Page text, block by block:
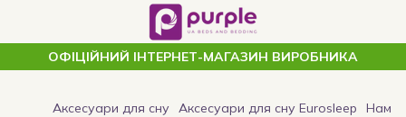
ОФІЦІЙНИЙ ІНТЕРНЕТ-МАГАЗИН ВИРОБНИКА
Аксесуари для сну Аксесуари для сну Eurosleep